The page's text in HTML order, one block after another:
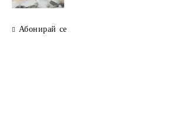
Абонирай се